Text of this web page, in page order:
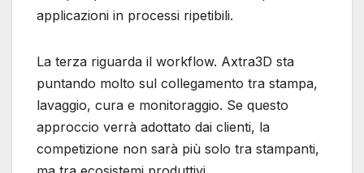
applicazioni in processi ripetibili.
La terza riguarda il workflow. Axtra3D sta
puntando molto sul collegamento tra stampa,
lavaggio, cura e monitoraggio. Se questo
approccio verrà adottato dai clienti, la
competizione non sarà più solo tra stampanti,